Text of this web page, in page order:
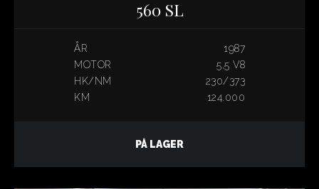
560 SL
ÅR
1987
MOTOR
5,5 V8
HK/NM
230/373
KM
124.000
PÅ LAGER